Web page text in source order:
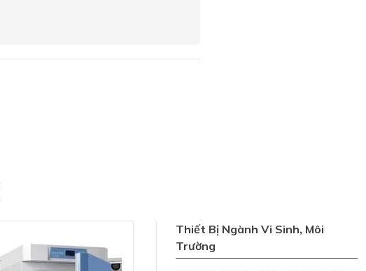
Thiết Bị Ngành Vi Sinh, Môi
Trường